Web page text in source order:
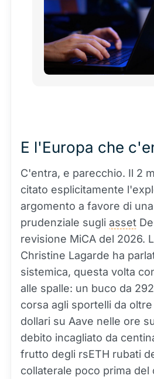
E l'Europa che
C'entra, e parecchio. Il 2
citato esplicitamente
argomento a favore di
prudenziale sugli asset
revisione MiCA del 2026.
Christine Lagarde ha
sistemica, questa volta
alle spalle: un buco da
corsa agli sportelli da
dollari su Aave nelle ore
debito incagliato da
frutto degli rsETH rubati
collaterale poco prima del